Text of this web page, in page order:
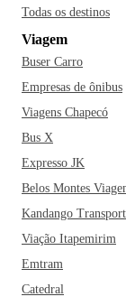
parar em um
para
Belo
Todas os destinos
Viagem
Buser Carro
Empresas de ônibus
Viagens Chapecó
Bus X
Expresso JK
Belos Montes
Kandango
Viação Itapemirim
Emtram
Catedral